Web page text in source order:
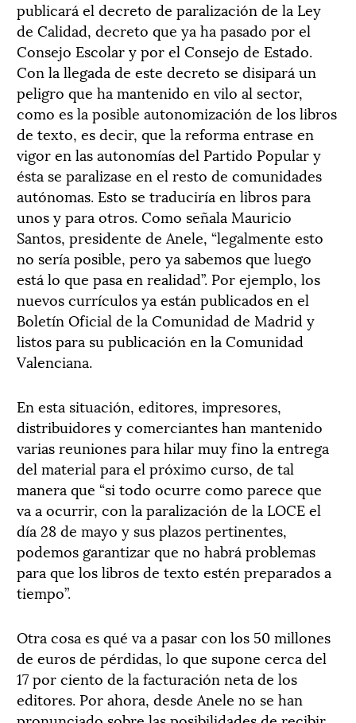
publicará el decreto de paralización de la Ley
de Calidad, decreto que ya ha pasado por el
Consejo Escolar y por el Consejo de Estado.
Con la llegada de este decreto se disipará un
peligro que ha mantenido en vilo al sector,
como es la posible autonomización de los libros
de texto, es decir, que la reforma entrase en
vigor en las autonomías del Partido Popular y
ésta se paralizase en el resto de comunidades
autónomas. Esto se traduciría en libros para
unos y para otros. Como señala Mauricio
Santos, presidente de Anele, “legalmente esto
no sería posible, pero ya sabemos que luego
está lo que pasa en realidad”. Por ejemplo, los
nuevos currículos ya están publicados en el
Boletín Oficial de la Comunidad de Madrid y
listos para su publicación en la Comunidad
Valenciana.
En esta situación, editores, impresores,
distribuidores y comerciantes han mantenido
varias reuniones para hilar muy fino la entrega
del material para el próximo curso, de tal
manera que “si todo ocurre como parece que
va a ocurrir, con la paralización de la LOCE el
día 28 de mayo y sus plazos pertinentes,
podemos garantizar que no habrá problemas
para que los libros de texto estén preparados a
tiempo”.
Otra cosa es qué va a pasar con los 50 millones
de euros de pérdidas, lo que supone cerca del
17 por ciento de la facturación neta de los
editores. Por ahora, desde Anele no se han